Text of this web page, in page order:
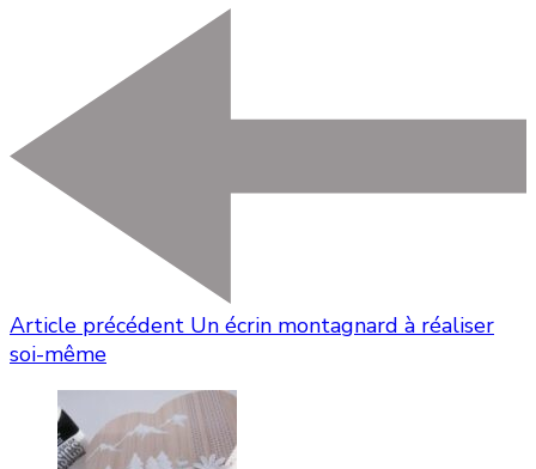
Article précédent Un écrin montagnard à réaliser
soi-même